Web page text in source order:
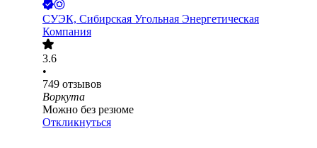
СУЭК, Сибирская Угольная Энергетическая
Компания
3.6
•
749 отзывов
Воркута
Можно без резюме
Откликнуться